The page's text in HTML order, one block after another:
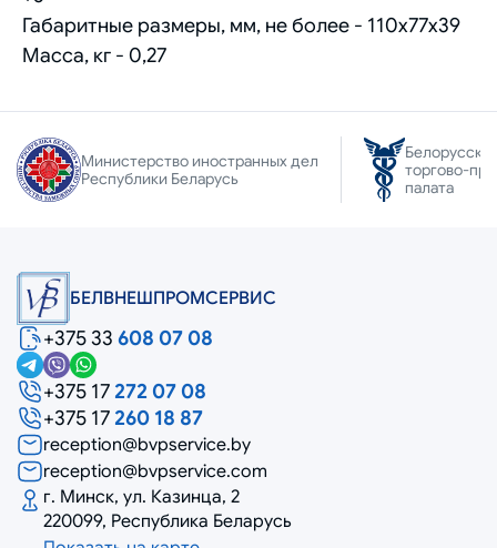
Габаритные размеры, мм, не более - 110х77х39
Масса, кг - 0,27
Министерство иностранных дел
Республики Беларусь
Белорусская
торгово-
палата
БЕЛВНЕШПРОМСЕРВИС
+375 33 608 07 08
+375 17 272 07 08
+375 17 260 18 87
reception@bvpservice.by
reception@bvpservice.com
г. Минск, ул. Казинца, 2
220099, Республика Беларусь